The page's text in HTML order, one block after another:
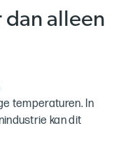
dan alleen
temperaturen. In
kan dit